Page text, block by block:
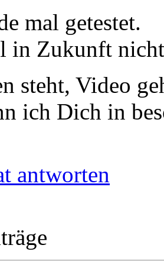
mal getestet.
in Zukunft
steht, Video
ich Dich in
antworten